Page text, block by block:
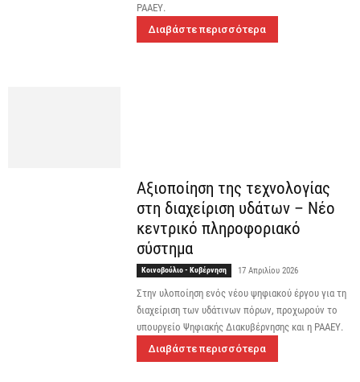
ΡΑΑΕΥ.
Διαβάστε περισσότερα
Αξιοποίηση της τεχνολογίας
στη διαχείριση υδάτων – Νέο
κεντρικό πληροφοριακό
σύστημα
Κοινοβούλιο - Κυβέρνηση 17 Απριλίου 2026
Στην υλοποίηση ενός νέου ψηφιακού έργου για τη
διαχείριση των υδάτινων πόρων, προχωρούν το
υπουργείο Ψηφιακής Διακυβέρνησης και η ΡΑΑΕΥ.
Διαβάστε περισσότερα